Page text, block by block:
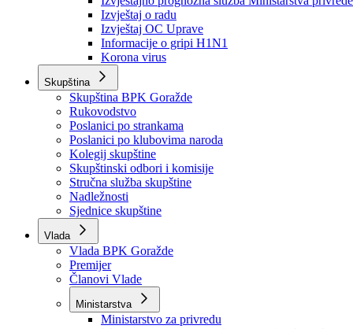
Obavještenja i izvještaji
Obavještenja Vlade
Izvještajno prognozna služba Ministarstva privrede
Izvještaj o radu
Izvještaj OC Uprave
Informacije o gripi H1N1
Korona virus
Skupština
Skupština BPK Goražde
Rukovodstvo
Poslanici po strankama
Poslanici po klubovima naroda
Kolegij skupštine
Skupštinski odbori i komisije
Stručna služba skupštine
Nadležnosti
Sjednice skupštine
Vlada
Vlada BPK Goražde
Premijer
Članovi Vlade